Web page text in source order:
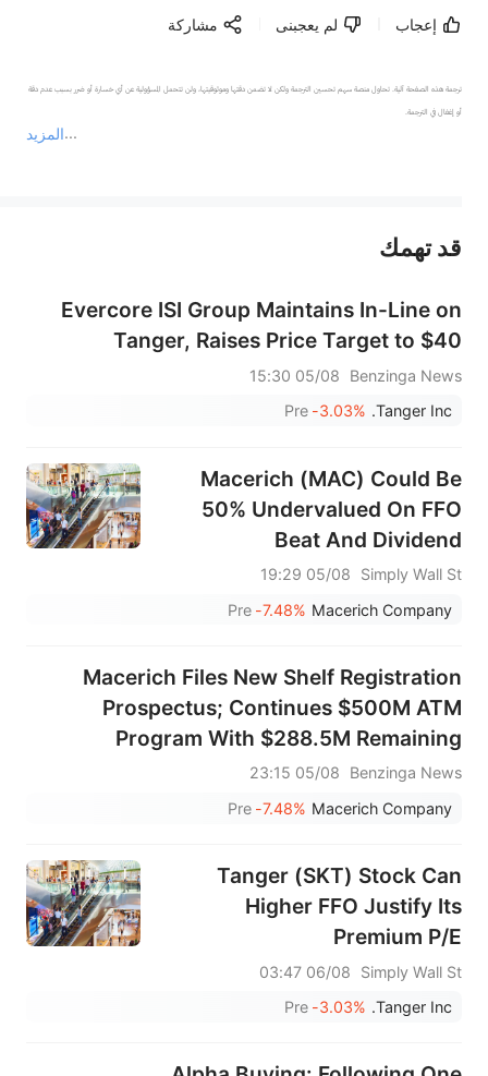
إعجاب لم يعجبنى مشاركة
المزيد
ترجمة هذه الصفحة آلية. تحاول منصة سهم تحسين الترجمة ولكن لا تضمن دقتها وموثوقيتها، ولن تتحمل المسؤولية عن أي خسارة أو ضرر بسبب عدم دقة
أو إغفال في الترجمة.
عند الضرورة، يرجى استشارة مستشار استثمار محترف. لا تقدم منصة سهم أي مشورة استثمارية، ولا تقدم أي التزامات أو ضمانات.
قد تهمك
Evercore ISI Group Maintains In-Line on
Tanger, Raises Price Target to $40
Benzinga News
05/08 15:30
Tanger Inc.
-3.03%
Pre
Macerich (MAC) Could Be
50% Undervalued On FFO
Beat And Dividend
Reaffirmation
Simply Wall St
05/08 19:29
Macerich Company
-7.48%
Pre
Macerich Files New Shelf Registration
Prospectus; Continues $500M ATM
Program With $288.5M Remaining
Available For Sale
Benzinga News
05/08 23:15
Macerich Company
-7.48%
Pre
Tanger (SKT) Stock Can
Higher FFO Justify Its
Premium P/E
Simply Wall St
06/08 03:47
Tanger Inc.
-3.03%
Pre